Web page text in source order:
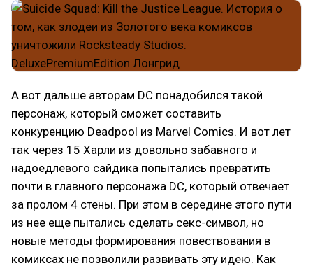
А вот дальше авторам DC понадобился такой
персонаж, который сможет составить
конкуренцию Deadpool из Marvel Comics. И вот лет
так через 15 Харли из довольно забавного и
надоедлевого сайдика попытались превратить
почти в главного персонажа DC, который отвечает
за пролом 4 стены. При этом в середине этого пути
из нее еще пытались сделать секс-символ, но
новые методы формирования повествования в
комиксах не позволили развивать эту идею. Как